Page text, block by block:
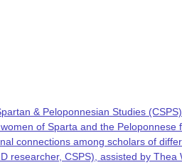
& Peloponnesian Studies
of Sparta and the
connections among scholars of
researcher, CSPS), assisted by